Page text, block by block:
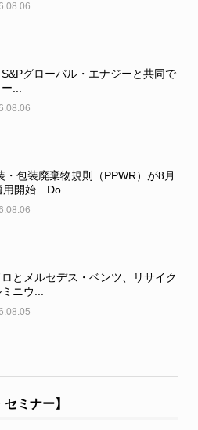
グローバル・エナジーと共同で
...
・包装廃棄物規則（PPWR）が8月
用開始 Do...
とメルセデス・ベンツ、リサイク
ニウ...
ミナー】